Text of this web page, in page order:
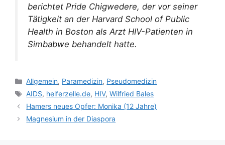
berichtet Pride Chigwedere, der vor seiner
Tätigkeit an der Harvard School of Public
Health in Boston als Arzt HIV-Patienten in
Simbabwe behandelt hatte.
Kategorien
Allgemein, Paramedizin, Pseudomedizin
Schlagwörter
AIDS, helferzelle.de, HIV,Wilfried Bales
Hamers neues Opfer: Monika (12 Jahre)
Magnesium in der Diaspora